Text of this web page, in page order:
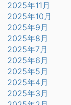
2025年11月
2025年10月
2025年9月
2025年8月
2025年7月
2025年6月
2025年5月
2025年4月
2025年3月